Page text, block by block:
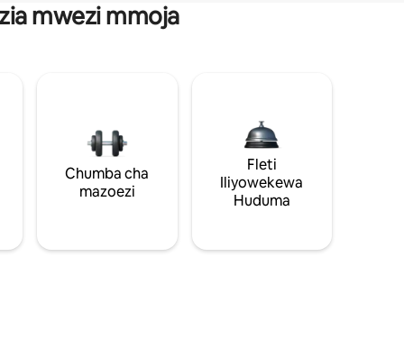
mwezi mmoja
Chumba cha
mazoezi
Fleti
Iliyowekewa
Huduma